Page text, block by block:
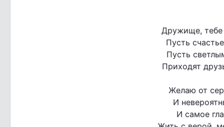
Дружище, тебе
Пусть
Пусть
Приходят
Желаю от
И
И самое